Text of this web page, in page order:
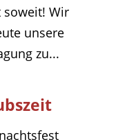
soweit! Wir
unsere
zu...